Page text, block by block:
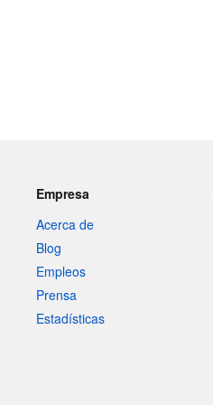
Empresa
Acerca de
Blog
Empleos
Prensa
Estadísticas